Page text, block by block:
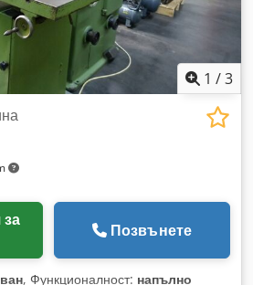
1 /3
Позвънете
, Функционалност: напълно